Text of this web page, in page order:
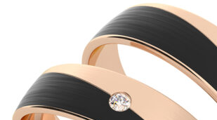
Zásnubné prstne z kolekcie Elegant Night.